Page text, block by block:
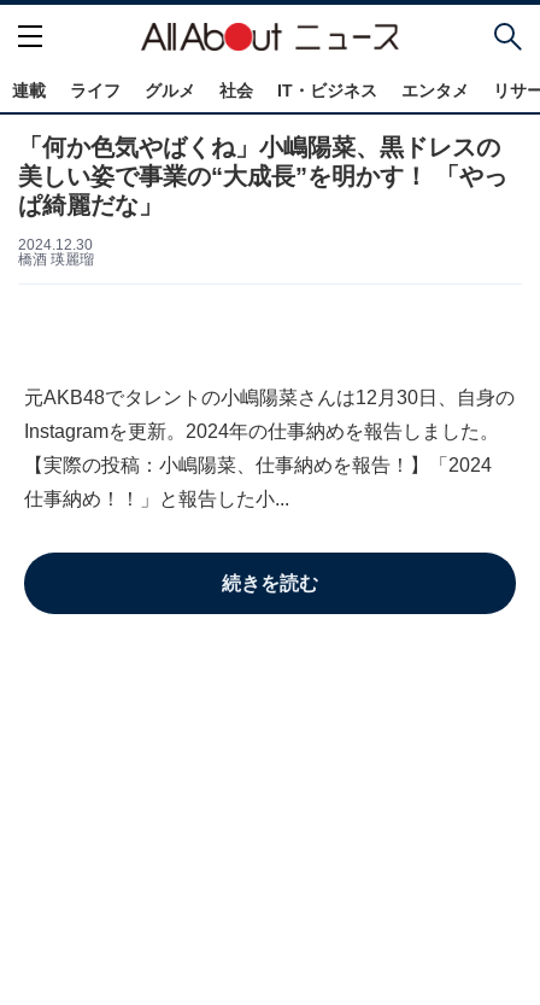
連載 ライフ グルメ 社会 IT・ビジネス エンタメ リサ
「何か色気やばくね」小嶋陽菜、黒ドレスの
美しい姿で事業の“大成長”を明かす！ 「やっ
ぱ綺麗だな」
2024.12.30
橋酒 瑛麗瑠
元AKB48でタレントの小嶋陽菜さんは12月30日、自身の
Instagramを更新。2024年の仕事納めを報告しました。
【実際の投稿：小嶋陽菜、仕事納めを報告！】「2024
仕事納め！！」と報告した小...
続きを読む